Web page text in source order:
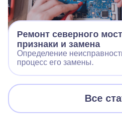
Ремонт северного
признаки и замена
Определение
процесс его замены.
Все